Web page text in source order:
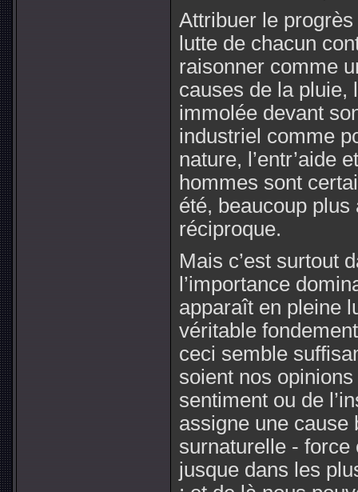
Attribuer le
lutte de chacun
raisonner comme
causes de la pluie,
immolée devant
industriel comme
nature, l’entr’aide
hommes sont
été, beaucoup
réciproque.
Mais c’est surtout
l’importance
apparaît en pleine
véritable
ceci semble
soient nos
sentiment ou de
assigne une cause
surnaturelle - force
jusque dans les